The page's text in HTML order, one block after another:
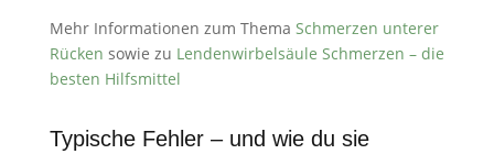
Mehr Informationen zum Thema Schmerzen unterer
Rücken sowie zu Lendenwirbelsäule Schmerzen – die
besten Hilfsmittel
Typische Fehler – und wie du sie